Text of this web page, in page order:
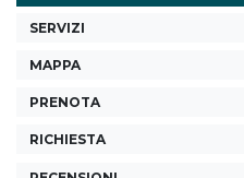
SERVIZI
MAPPA
PRENOTA
RICHIESTA